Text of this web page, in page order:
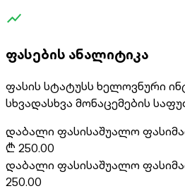
ფასების ანალიტიკა
ფასის სტატუსს ხელოვნური
სხვადასხვა მონაცემების
დაბალი ფასისაშუალო ფასი
₾ 250.00
დაბალი ფასისაშუალო ფასი
250.00